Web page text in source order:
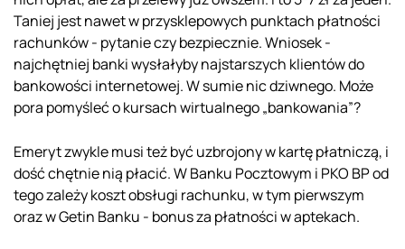
Taniej jest nawet w przysklepowych punktach płatności
rachunków - pytanie czy bezpiecznie. Wniosek -
najchętniej banki wysłałyby najstarszych klientów do
bankowości internetowej. W sumie nic dziwnego. Może
pora pomyśleć o kursach wirtualnego „bankowania”?
Emeryt zwykle musi też być uzbrojony w kartę płatniczą, i
dość chętnie nią płacić. W Banku Pocztowym i PKO BP od
tego zależy koszt obsługi rachunku, w tym pierwszym
oraz w Getin Banku - bonus za płatności w aptekach.